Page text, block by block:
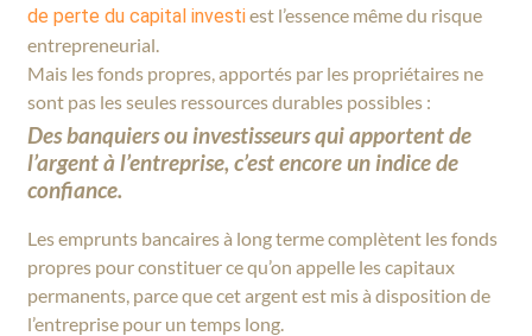
de perte du capital investiest l’essence même du risque
entrepreneurial.
Mais les fonds propres, apportés par les propriétaires ne
sont pas les seules ressources durables possibles :
Des banquiers ou investisseurs qui apportent de
l’argent à l’entreprise, c’est encore un indice de
confiance.
Les emprunts bancaires à long terme complètent les fonds
propres pour constituer ce qu’on appelle les capitaux
permanents, parce que cet argent est mis à disposition de
l’entreprise pour un temps long.